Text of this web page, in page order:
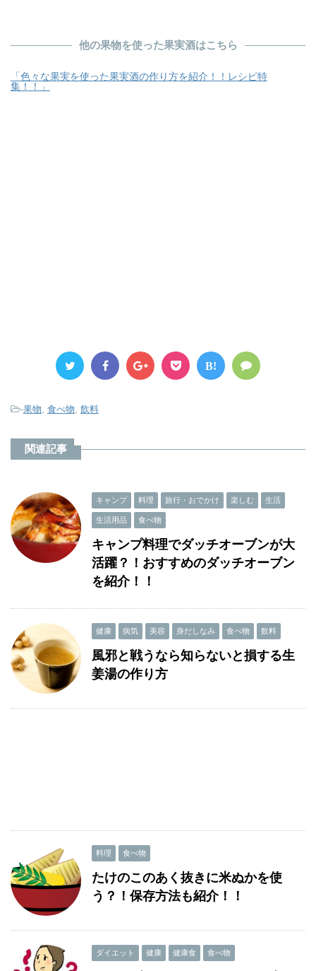
他の果物を使った果実酒はこちら
「色々な果実を使った果実酒の作り方を紹介！！レシピ特
集！！」
B!
-果物, 食べ物, 飲料
関連記事
キャンプ 料理 旅行・おでかけ 楽しむ 生活
生活用品 食べ物
キャンプ料理でダッチオーブンが大
活躍？！おすすめのダッチオーブン
を紹介！！
健康 病気 美容 身だしなみ 食べ物 飲料
風邪と戦うなら知らないと損する生
姜湯の作り方
料理 食べ物
たけのこのあく抜きに米ぬかを使
う？！保存方法も紹介！！
ダイエット 健康 健康食 食べ物